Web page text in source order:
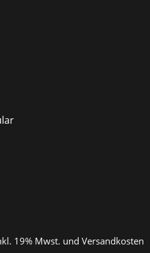
19% Mwst. und Versandkosten